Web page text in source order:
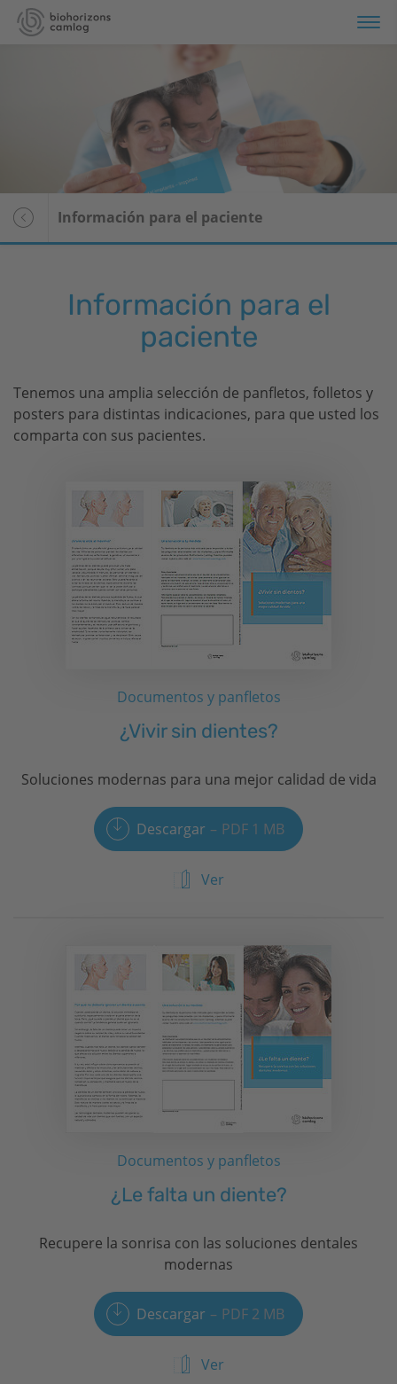
de productos
Resumen
Información para el paciente
Información para el
paciente
Tenemos una amplia selección de panfletos, folletos y
posters para distintas indicaciones, para que usted los
comparta con sus pacientes.
Documentos y panfletos
¿Vivir sin dientes?
Soluciones modernas para una mejor calidad de vida
Descargar PDF 1 MB
Ver
Documentos y panfletos
¿Le falta un diente?
Recupere la sonrisa con las soluciones dentales
modernas
Descargar PDF 2 MB
Ver